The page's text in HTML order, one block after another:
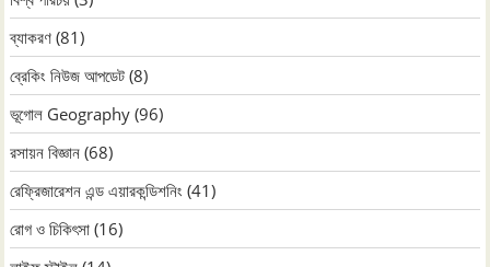
ব্যাকরণ (81)
ব্রেকিং নিউজ আপডেট (8)
ভূগোল Geography (96)
রসায়ন বিজ্ঞান (68)
রেফ্রিজারেশন এন্ড এয়ারকন্ডিশনিং (41)
রোগ ও চিকিৎসা (16)